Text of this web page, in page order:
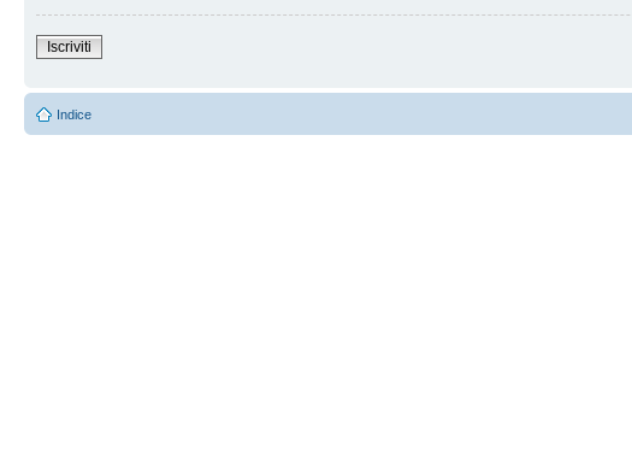
Iscriviti
Indice